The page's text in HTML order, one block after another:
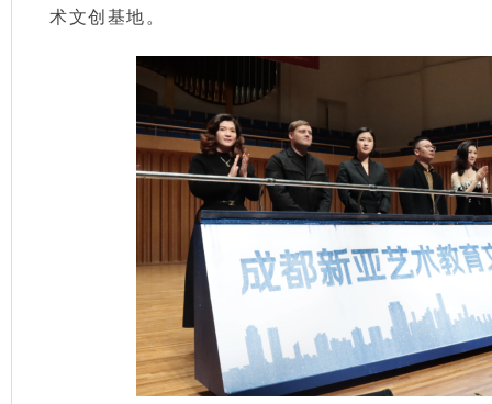
术文创基地。